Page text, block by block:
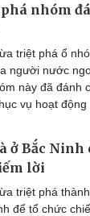
nhóm
triệt phá ổ
người nước
này đã đánh
vụ hoạt động
ở Bắc Ninh
lời
triệt phá
để tổ chức